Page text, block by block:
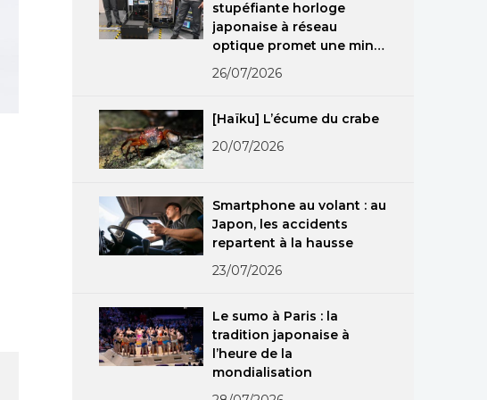
stupéfiante horloge
japonaise à réseau
optique promet une mine
d’applications dans le
monde réel
26/07/2026
[Haïku] L’écume du crabe
20/07/2026
Smartphone au volant : au
Japon, les accidents
repartent à la hausse
23/07/2026
Le sumo à Paris : la
tradition japonaise à
l’heure de la
mondialisation